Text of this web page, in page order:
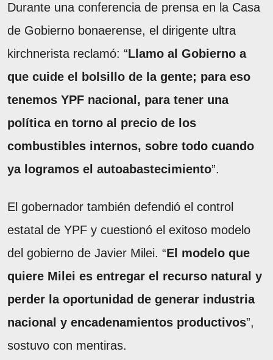
Durante una conferencia de prensa en la Casa
de Gobierno bonaerense, el dirigente ultra
kirchnerista reclamó: “Llamo al Gobierno a
que cuide el bolsillo de la gente; para eso
tenemos YPF nacional, para tener una
política en torno al precio de los
combustibles internos, sobre todo cuando
ya logramos el autoabastecimiento”.
El gobernador también defendió el control
estatal de YPF y cuestionó el exitoso modelo
del gobierno de Javier Milei. “El modelo que
quiere Milei es entregar el recurso natural y
perder la oportunidad de generar industria
nacional y encadenamientos productivos”,
sostuvo con mentiras.